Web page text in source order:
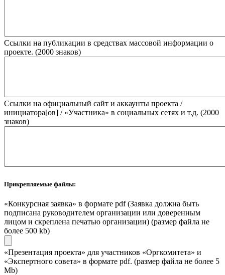
Ссылки на публикации в средствах массовой информации о
проекте. (2000 знаков)
Ссылки на официальный сайт и аккаунты проекта /
инициатора[ов] / «Участника» в социальных сетях и т.д. (2000
знаков)
Прикрепляемые файлы:
«Конкурсная заявка» в формате pdf (Заявка должна быть
подписана руководителем организации или доверенным
лицом и скреплена печатью организации) (размер файла не
более 500 kb)
«Презентация проекта» для участников «Оргкомитета» и
«Экспертного совета» в формате pdf. (размер файла не более 5
Mb)